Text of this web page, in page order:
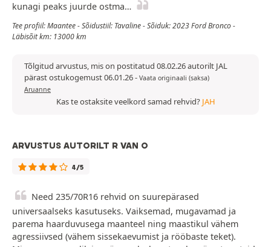
kunagi peaks juurde ostma…
Tee profiil: Maantee - Sõidustiil: Tavaline - Sõiduk: 2023 Ford Bronco -
Läbisõit km: 13000 km
Tõlgitud arvustus, mis on postitatud 08.02.26 autorilt JAL
pärast ostukogemust 06.01.26- Vaata originaali (saksa)
Aruanne
Kas te ostaksite veelkord samad rehvid? JAH
ARVUSTUS AUTORILT R VAN O
4/5
Need 235/70R16 rehvid on suurepärased
universaalseks kasutuseks. Vaiksemad, mugavamad ja
parema haarduvusega maanteel ning maastikul vähem
agressiivsed (vähem sissekaevumist ja rööbaste teket).